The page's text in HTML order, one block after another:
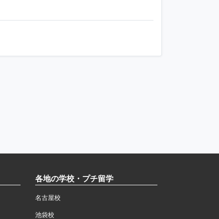
各地の学校・プチ留学
名古屋校
池袋校